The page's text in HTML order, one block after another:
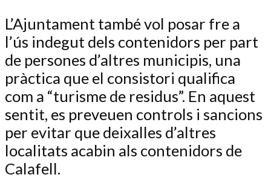
L’Ajuntament també vol posar fre a
l’ús indegut dels contenidors per part
de persones d’altres municipis, una
pràctica que el consistori qualifica
com a “turisme de residus”. En aquest
sentit, es preveuen controls i sancions
per evitar que deixalles d’altres
localitats acabin als contenidors de
Calafell.